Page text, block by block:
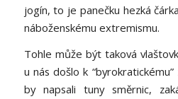
jogín, to je panečku hezká
náboženskému extremismu.
Tohle může být taková
u nás došlo k
by napsali tuny směrnic,